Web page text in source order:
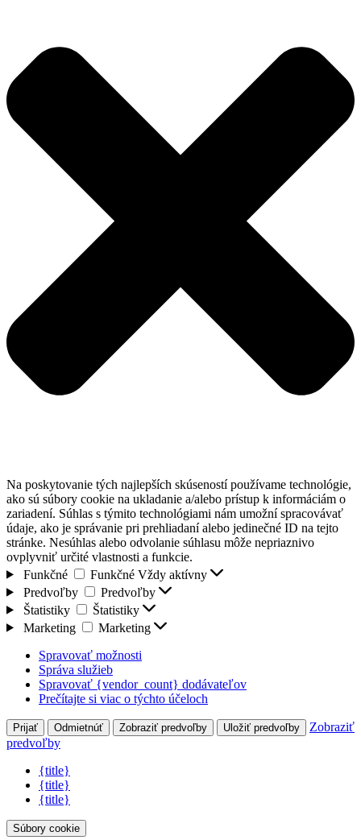
Na poskytovanie tých najlepších skúseností používame technológie,
ako sú súbory cookie na ukladanie a/alebo prístup k informáciám o
zariadení. Súhlas s týmito technológiami nám umožní spracovávať
údaje, ako je správanie pri prehliadaní alebo jedinečné ID na tejto
stránke. Nesúhlas alebo odvolanie súhlasu môže nepriaznivo
ovplyvniť určité vlastnosti a funkcie.
Funkčné
Funkčné Vždy aktívny
Predvoľby
Predvoľby
Štatistiky
Štatistiky
Marketing
Marketing
Spravovať možnosti
Správa služieb
Spravovať {vendor_count} dodávateľov
Prečítajte si viac o týchto účeloch
Prijať Odmietnúť Zobraziť predvoľby Uložiť predvoľby
Zobraziť
predvoľby
{title}
{title}
{title}
Súbory cookie